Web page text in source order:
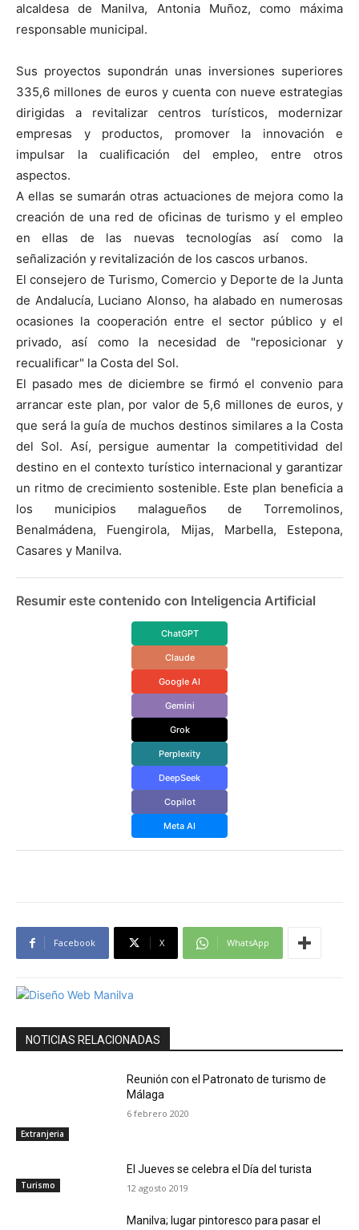
alcaldesa de Manilva, Antonia Muñoz, como máxima
responsable municipal.
Sus proyectos supondrán unas inversiones superiores
335,6 millones de euros y cuenta con nueve estrategias
dirigidas a revitalizar centros turísticos, modernizar
empresas y productos, promover la innovación e
impulsar la cualificación del empleo, entre otros
aspectos.
A ellas se sumarán otras actuaciones de mejora como la
creación de una red de oficinas de turismo y el empleo
en ellas de las nuevas tecnologías así como la
señalización y revitalización de los cascos urbanos.
El consejero de Turismo, Comercio y Deporte de la Junta
de Andalucía, Luciano Alonso, ha alabado en numerosas
ocasiones la cooperación entre el sector público y el
privado, así como la necesidad de "reposicionar y
recualificar" la Costa del Sol.
El pasado mes de diciembre se firmó el convenio para
arrancar este plan, por valor de 5,6 millones de euros, y
que será la guía de muchos destinos similares a la Costa
del Sol. Así, persigue aumentar la competitividad del
destino en el contexto turístico internacional y garantizar
un ritmo de crecimiento sostenible. Este plan beneficia a
los municipios malagueños de Torremolinos,
Benalmádena, Fuengirola, Mijas, Marbella, Estepona,
Casares y Manilva.
Resumir este contenido con Inteligencia Artificial
ChatGPT
Claude
Google AI
Gemini
Grok
Perplexity
DeepSeek
Copilot
Meta AI
Facebook X WhatsApp
NOTICIAS RELACIONADAS
Extranjeria
Reunión con el Patronato de turismo de
Málaga
6 febrero 2020
Turismo
El Jueves se celebra el Día del turista
12 agosto 2019
Manilva; lugar pintoresco para pasar el